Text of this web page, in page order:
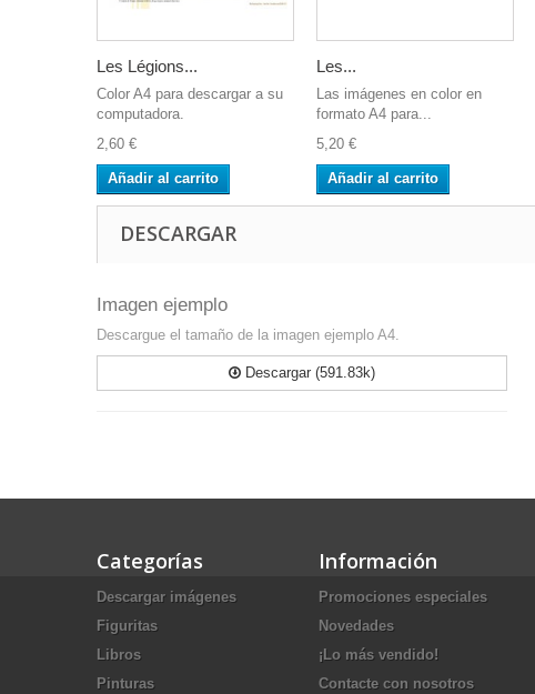
Les Légions...
Color A4 para descargar a su
computadora.
2,60 €
Añadir al carrito
Les...
Las imágenes en color en
formato A4 para...
5,20 €
Añadir al carrito
DESCARGAR
Imagen ejemplo
Descargue el tamaño de la imagen ejemplo A4.
Descargar (591.83k)
Categorías
Descargar imágenes
Figuritas
Libros
Pinturas
Información
Promociones especiales
Novedades
¡Lo más vendido!
Contacte con nosotros